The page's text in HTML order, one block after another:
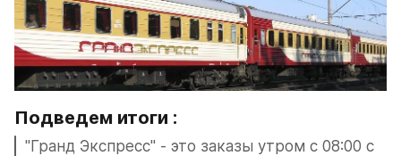
Подведем итоги :
"Гранд Экспресс" - это заказы утром с 08:00 с